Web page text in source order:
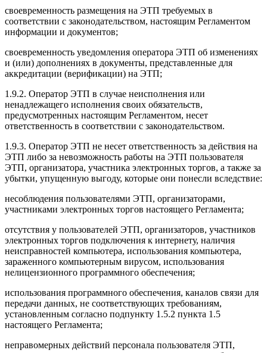
своевременность размещения на ЭТП требуемых в
соответствии с законодательством, настоящим Регламентом
информации и документов;
своевременность уведомления оператора ЭТП об изменениях
и (или) дополнениях в документы, представленные для
аккредитации (верификации) на ЭТП;
1.9.2. Оператор ЭТП в случае неисполнения или
ненадлежащего исполнения своих обязательств,
предусмотренных настоящим Регламентом, несет
ответственность в соответствии с законодательством.
1.9.3. Оператор ЭТП не несет ответственность за действия на
ЭТП либо за невозможность работы на ЭТП пользователя
ЭТП, организатора, участника электронных торгов, а также за
убытки, упущенную выгоду, которые они понесли вследствие:
несоблюдения пользователями ЭТП, организаторами,
участниками электронных торгов настоящего Регламента;
отсутствия у пользователей ЭТП, организаторов, участников
электронных торгов подключения к интернету, наличия
неисправностей компьютера, использования компьютера,
зараженного компьютерным вирусом, использования
нелицензионного программного обеспечения;
использования программного обеспечения, каналов связи для
передачи данных, не соответствующих требованиям,
установленным согласно подпункту 1.5.2 пункта 1.5
настоящего Регламента;
неправомерных действий персонала пользователя ЭТП,